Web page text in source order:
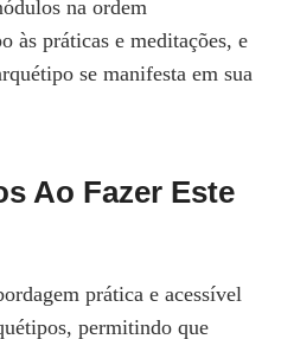
na ordem
às práticas e meditações, e
se manifesta em sua
Ao Fazer Este
prática e acessível
permitindo que